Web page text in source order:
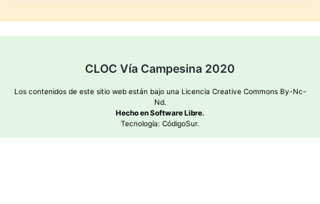
CLOC Vía Campesina 2020
Los contenidos de este sitio web están bajo una Licencia Creative Commons By-Nc-
Nd.
Hecho en Software Libre.
Tecnología: CódigoSur.